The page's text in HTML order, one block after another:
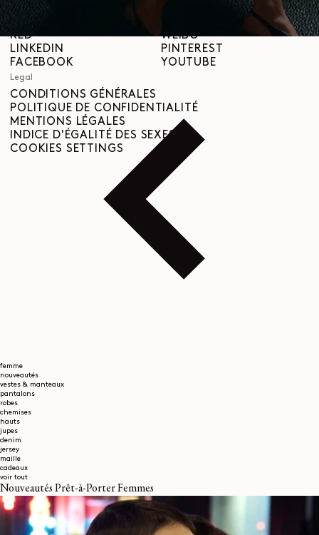
femme
nouveautés
vestes & manteaux
pantalons
robes
chemises
hauts
jupes
denim
jersey
maille
cadeaux
voir tout
Nouveautés Prêt-à-Porter Femmes
Social
RED
LINKEDIN
FACEBOOK
WEIBO
PINTEREST
YOUTUBE
Legal
CONDITIONS GÉNÉRALES
POLITIQUE DE CONFIDENTIALITÉ
MENTIONS LÉGALES
INDICE D'ÉGALITÉ DES SEXES
COOKIES SETTINGS